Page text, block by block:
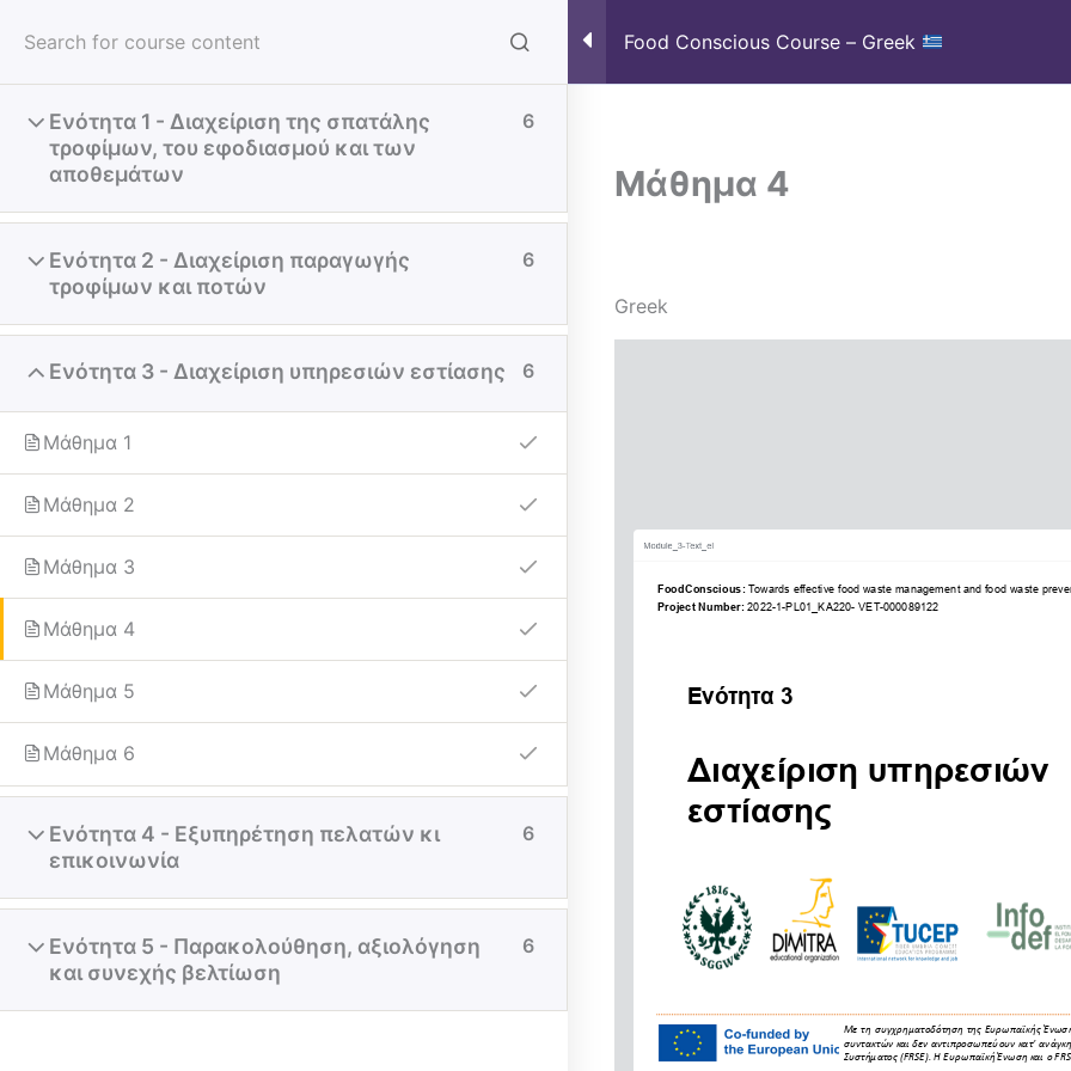
Food Conscious Course – Greek
Ενότητα 1 - Διαχείριση της σπατάλης
τροφίμων, του εφοδιασμού και των
αποθεμάτων
6
Ενότητα 2 - Διαχείριση παραγωγής
τροφίμων και ποτών
6
Ενότητα 3 - Διαχείριση υπηρεσιών εστίασης 6
Μάθημα 1
Μάθημα 2
Μάθημα 3
Μάθημα 4
Μάθημα 5
Μάθημα 6
Ενότητα 4 - Εξυπηρέτηση πελατών κι
επικοινωνία
6
Ενότητα 5 - Παρακολούθηση, αξιολόγηση
και συνεχής βελτίωση
6
Μάθημα 4
Greek